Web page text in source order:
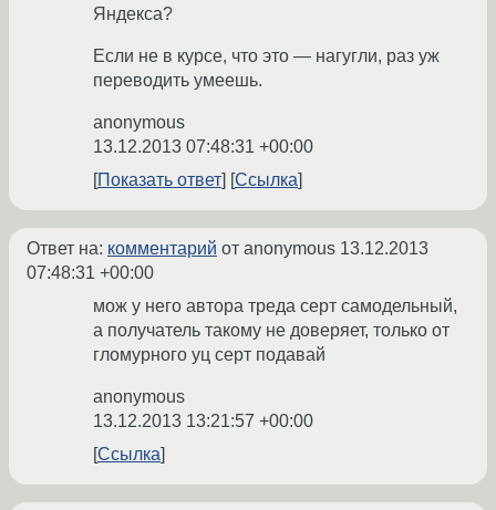
Яндекса?
Если не в курсе, что это — нагугли, раз уж
переводить умеешь.
anonymous
13.12.2013 07:48:31 +00:00
Показать ответ
Ссылка
Ответ на: комментарий от anonymous 13.12.2013
07:48:31 +00:00
мож у него автора треда серт самодельный,
а получатель такому не доверяет, только от
гломурного уц серт подавай
anonymous
13.12.2013 13:21:57 +00:00
Ссылка